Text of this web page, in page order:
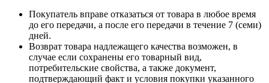
Покупатель вправе отказаться от товара в любое время
до его передачи, а после его передачи в течение 7 (семи)
дней.
Возврат товара надлежащего качества возможен, в
случае если сохранены его товарный вид,
потребительские свойства, а также документ,
подтверждающий факт и условия покупки указанного